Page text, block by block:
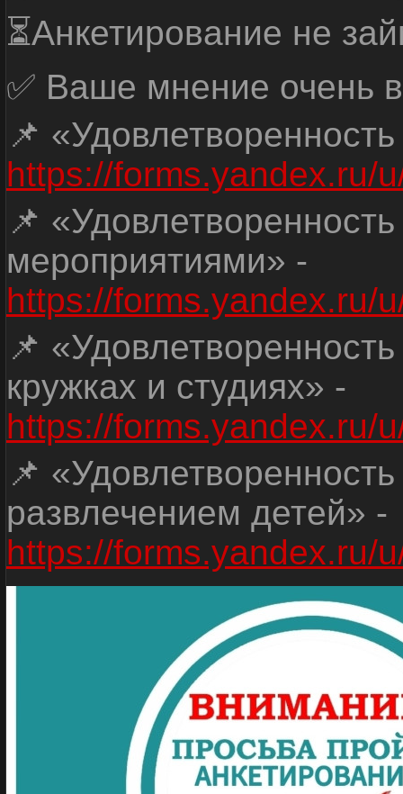
⏳Анкетирование не
✅ Ваше мнение очень
📌
https://forms.yandex.ru/
📌
мероприятиями» -
https://forms.yandex.ru/
📌
кружках и студиях» -
https://forms.yandex.ru/
📌
развлечением детей» -
https://forms.yandex.ru/